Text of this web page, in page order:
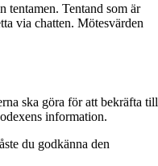
tentamen. Tentand som är
via chatten. Mötesvärden
ska göra för att bekräfta till
information.
du godkänna den